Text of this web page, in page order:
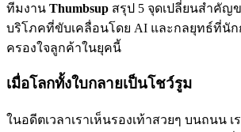
ทีมงาน Thumbsup สรุป 5 จุดเปลี่ยนสำคัญ
บริโภคที่ขับเคลื่อนโดย AI และกลยุทธ์ที่นัก
ครองใจลูกค้าในยุคนี้
เมื่อโลกทั้งใบกลายเป็นโชว์รูม
ในอดีตเวลาเราเห็นรองเท้าสวยๆ บนถนน